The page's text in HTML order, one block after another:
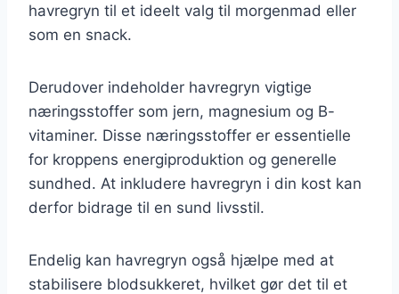
havregryn til et ideelt valg til morgenmad eller
som en snack.
Derudover indeholder havregryn vigtige
næringsstoffer som jern, magnesium og B-
vitaminer. Disse næringsstoffer er essentielle
for kroppens energiproduktion og generelle
sundhed. At inkludere havregryn i din kost kan
derfor bidrage til en sund livsstil.
Endelig kan havregryn også hjælpe med at
stabilisere blodsukkeret, hvilket gør det til et